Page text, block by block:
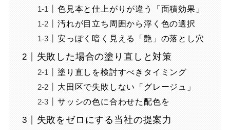
色見本と仕上がりが違う「面積効果」
汚れが目立ち周囲から浮く色の選択
安っぽく暗く見える「艶」の落とし穴
失敗した場合の塗り直しと対策
塗り直しを検討すべきタイミング
大田区で失敗しない「グレージュ」
サッシの色に合わせた配色を
失敗をゼロにする当社の提案力